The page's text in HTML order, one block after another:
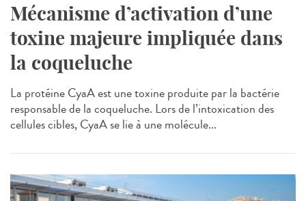
Mécanisme d’activation d’une
toxine majeure impliquée dans
la coqueluche
La protéine CyaA est une toxine produite par la bactérie
responsable de la coqueluche. Lors de l’intoxication des
cellules cibles, CyaA se lie à une molécule...